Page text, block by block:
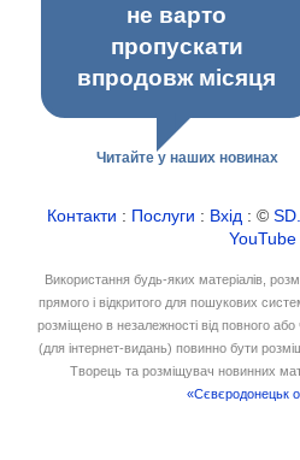
не варто
пропускати
впродовж місяця
Читайте у наших новинах
Контакти : Послуги : Вхід : ©
YouTube
Використання будь-яких матеріалів,
прямого і відкритого для пошукових
розміщено в незалежності від повного
(для інтернет-видань) повинно бути
Творець та розміщувач новинних
«Сєвєродонецьк